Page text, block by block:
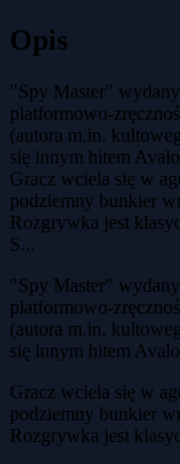
Opis
"Spy Master"
platformowo-
(autora m.in.
się innym hitem
Gracz wciela się w
podziemny bunkier
Rozgrywka jest
S...
"Spy Master"
platformowo-
(autora m.in.
się innym hitem
Gracz wciela się w
podziemny bunkier
Rozgrywka jest